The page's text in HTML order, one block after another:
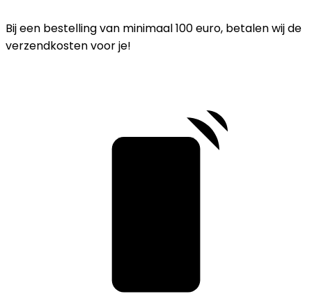
Bij een bestelling van minimaal 100 euro, betalen wij de
verzendkosten voor je!